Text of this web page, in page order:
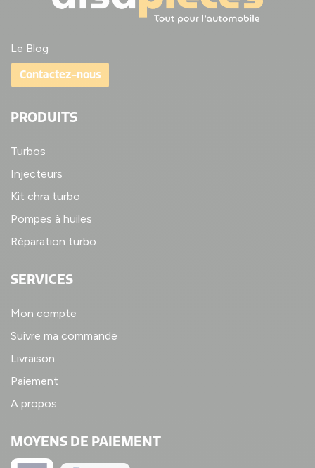
Le Blog
Contactez-nous
PRODUITS
Turbos
Injecteurs
Kit chra turbo
Pompes à huiles
Réparation turbo
SERVICES
Mon compte
Suivre ma commande
Livraison
Paiement
A propos
MOYENS DE PAIEMENT